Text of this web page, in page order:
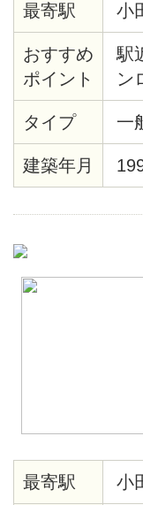
最寄駅 小
おすすめ
ポイント
駅
ン
タイプ 一
建築年月
最寄駅 小